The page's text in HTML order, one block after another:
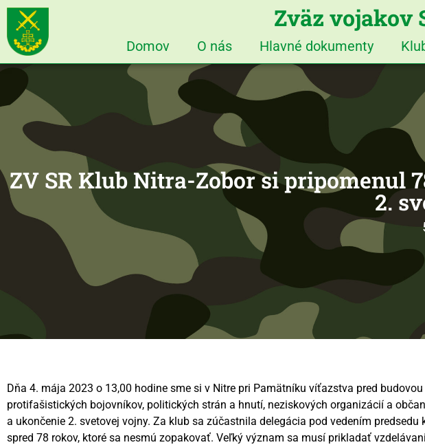
Zväz vojakov
Domov O nás Hlavné dokumenty
ZV SR Klub Nitra-Zobor si pripomenul
2.
Dňa 4. mája 2023 o 13,00 hodine sme si v Nitre pri Pamätníku víťazstva pred
protifašistických bojovníkov, politických strán a hnutí, neziskových organizácií a
a ukončenie 2. svetovej vojny. Za klub sa zúčastnila delegácia pod vedením
spred 78 rokov, ktoré sa nesmú zopakovať. Veľký význam sa musí prikladať